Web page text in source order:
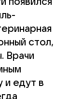
стол,
Врачи
и едут в